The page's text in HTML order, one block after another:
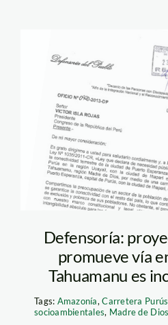
Oficio de la
Defensoría
Defensoría:
promueve vía
Tahuamanu es
Tags: Amazonía,Carretera Purús
socioambientales, Madre de